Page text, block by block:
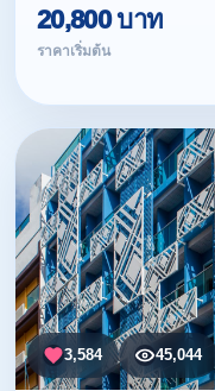
20,800 บาท
ราคาเริ่มต้น
3,584 45,044